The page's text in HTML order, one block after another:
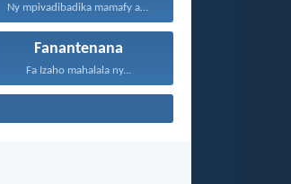
Ny mpivadibadika mamafy ady...
Fanantenana
Fa Izaho mahalala ny...